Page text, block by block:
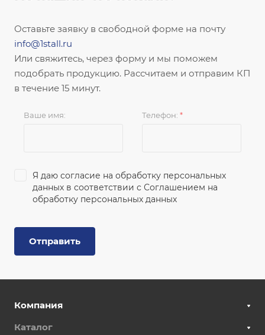
Оставьте заявку в свободной форме на почту
info@1stall.ru
Или свяжитесь, через форму и мы поможем
подобрать продукцию. Рассчитаем и отправим КП
в течение 15 минут.
Ваше имя: Телефон: *
Я даю согласие на обработку персональных
данных в соответствии с Соглашением на
обработку персональных данных
Отправить
Компания
Каталог